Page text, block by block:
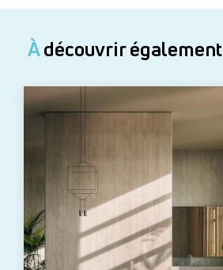
Àdécouvrir également